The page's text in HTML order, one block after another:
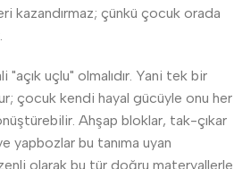
kazandırmaz; çünkü çocuk orada
uçlu" olmalıdır. Yani tek bir
çocuk kendi hayal gücüyle onu her
Ahşap bloklar, tak-çıkar
yapbozlar bu tanıma uyan
olarak bu tür doğru materyallerle